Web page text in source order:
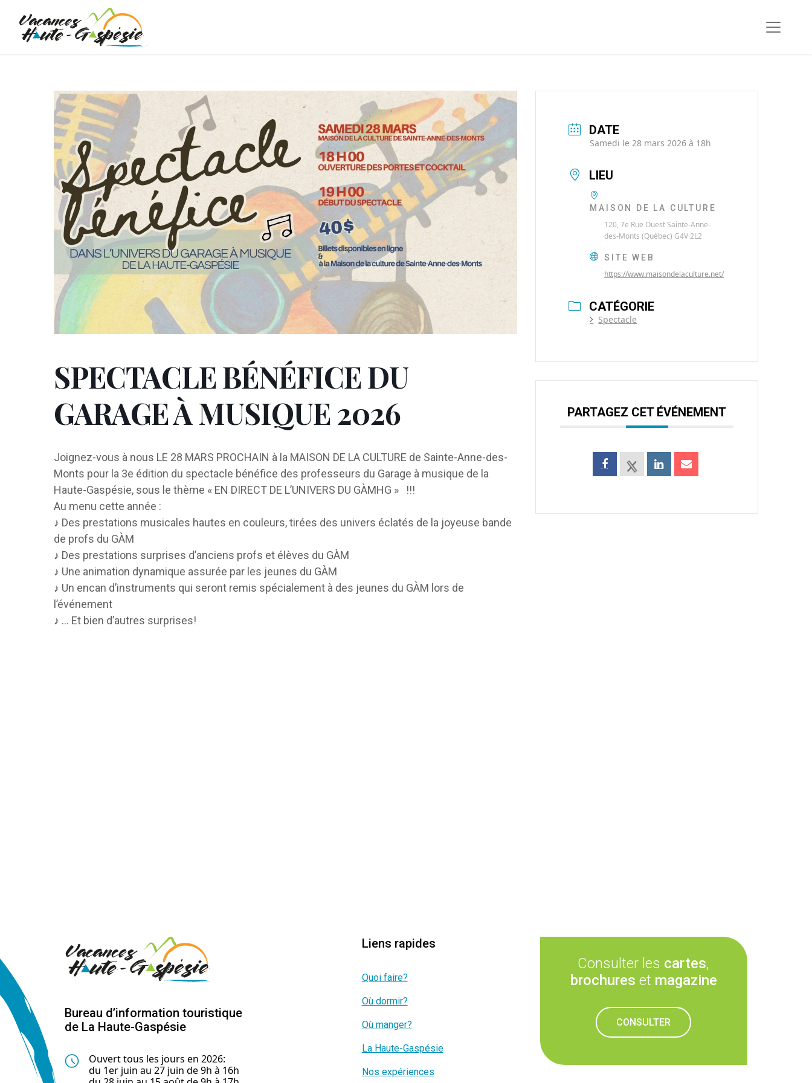
SPECTACLE BÉNÉFICE DU
GARAGE À MUSIQUE 2026
Joignez-vous à nous LE 28 MARS PROCHAIN à la MAISON DE LA CULTURE de Sainte-Anne-des-
Monts pour la 3e édition du spectacle bénéfice des professeurs du Garage à musique de la
Haute-Gaspésie, sous le thème « EN DIRECT DE L’UNIVERS DU GÀMHG » !!!
Au menu cette année :
♪ Des prestations musicales hautes en couleurs, tirées des univers éclatés de la joyeuse bande
de profs du GÀM
♪ Des prestations surprises d’anciens profs et élèves du GÀM
♪ Une animation dynamique assurée par les jeunes du GÀM
♪ Un encan d’instruments qui seront remis spécialement à des jeunes du GÀM lors de
l’événement
♪ … Et bien d’autres surprises!
DATE
Samedi le 28 mars 2026 à 18h
LIEU
MAISON DE LA CULTURE
120, 7e Rue Ouest Sainte-Anne-
des-Monts (Québec) G4V 2L2
SITE WEB
https://www.maisondelaculture.net/
CATÉGORIE
Spectacle
PARTAGEZ CET ÉVÉNEMENT
Bureau d’information touristique
de La Haute-Gaspésie
Ouvert tous les jours en 2026:
du 1er juin au 27 juin de 9h à 16h
Liens rapides
Quoi faire?
Où dormir?
Où manger?
La Haute-Gaspésie
Nos expériences
Consulter les cartes,
brochures et magazine
CONSULTER